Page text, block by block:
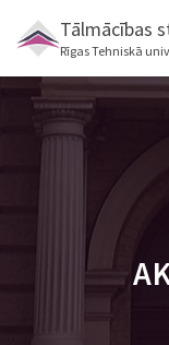
Tālmācības
Rīgas Tehniskā